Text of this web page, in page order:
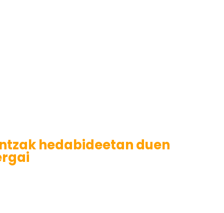
hedabideetan duen